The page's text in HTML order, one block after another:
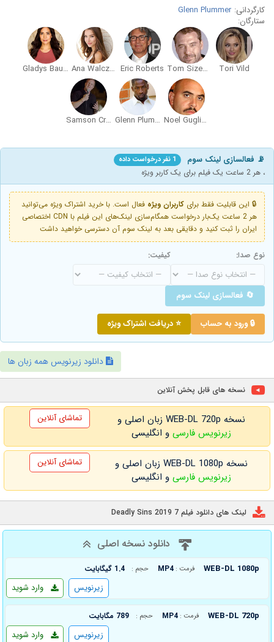
کارگردانی: Glenn Plummer
ستارگان:
Tori Vild
Tom Sizemore
Eric Roberts
Ana Walczak
Gladys Bautista
Noel Gugliemi
Glenn Plummer
Samson Crouppen
📡 فعالسازی لینک سوم 1 نفر درخواست داده
، هر 2 ساعت یک فیلم برای یک کاربر ویژه
🔒 این قابلیت فقط برای کاربران ویژه فعال است. با خرید اشتراک ویژه می‌توانید
هر 2 ساعت یک‌بار درخواست همگام‌سازی لینک‌های این فیلم با CDN اختصاصی
ایران را ثبت کنید و دقایقی بعد به لینک سوم آن دسترسی خواهید داشت
نوع صدا: کیفیت:
🔄 فعالسازی لینک سوم
🔒 ورود به حساب ⭐ دریافت اشتراک ویژه
دانلود زیرنویس همه زبان ها
نسخه های قابل پخش آنلاین
نسخه WEB-DL 720p زبان اصلی و
زیرنویس فارسی و انگلیسی
تماشای آنلاین
نسخه WEB-DL 1080p زبان اصلی و
زیرنویس فارسی و انگلیسی
تماشای آنلاین
لینک های دانلود فیلم 7 Deadly Sins 2019
دانلود نسخه اصلی
WEB-DL 1080p فرمت : MP4 حجم : 1.4 گیگابایت
وارد شوید زیرنویس
WEB-DL 720p فرمت : MP4 حجم : 789 مگابایت
وارد شوید زیرنویس